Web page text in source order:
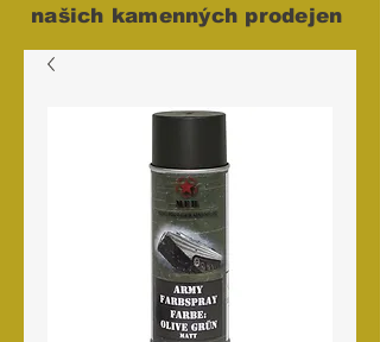
našich kamenných prodejen